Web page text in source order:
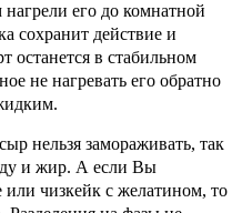
его до комнатной
сохранит действие и
останется в стабильном
не нагревать его обратно
нельзя замораживать, так
и жир. А если Вы
или чизкейк с желатином, то